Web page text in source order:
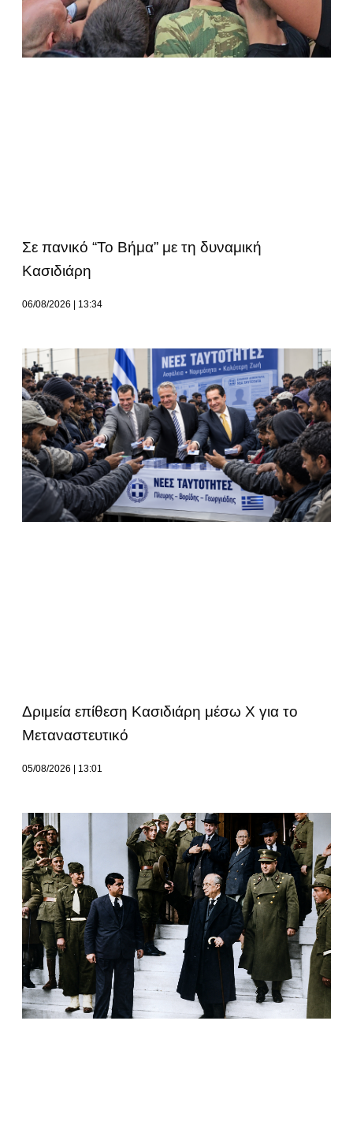
Σε πανικό “Το Βήμα” με τη δυναμική
Κασιδιάρη
06/08/2026 13:34
Δριμεία επίθεση Κασιδιάρη μέσω Χ για το
Μεταναστευτικό
05/08/2026 13:01